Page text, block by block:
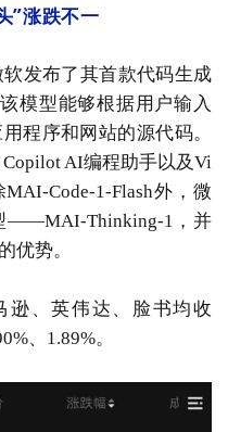
”涨跌不一
发布了其首款代码生成
模型能够根据用户输入
程序和网站的源代码。
AI编程助手以及Vi
Code-1-Flash外，微
——MAI-Thinking-1，并
优势。
逊、英伟达、脸书均收
、1.89%。